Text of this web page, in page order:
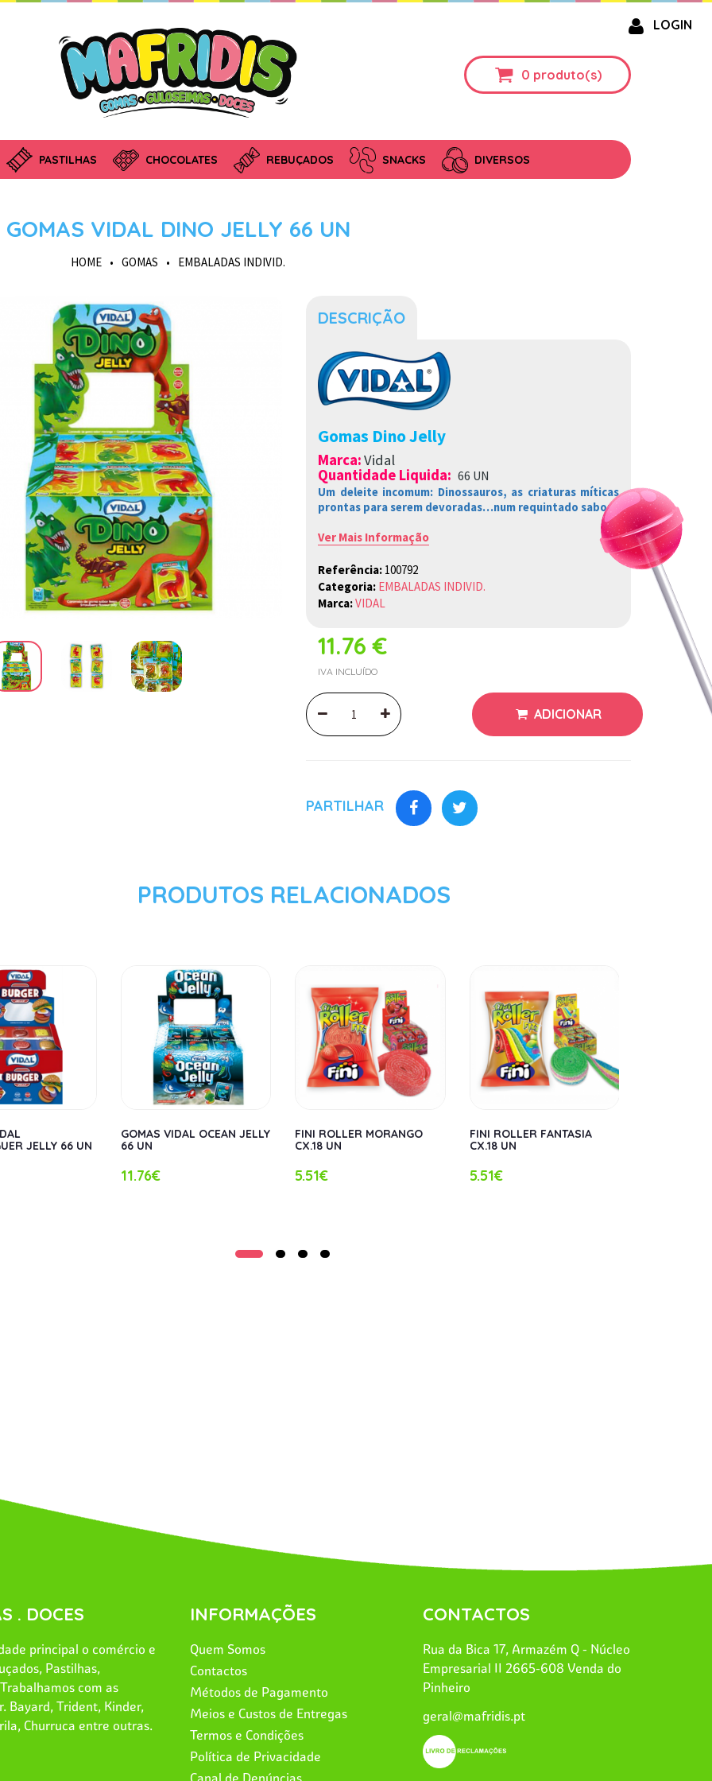
LOGIN
0 produto(s)
PASTILHAS CHOCOLATES REBUÇADOS SNACKS DIVERSOS
GOMAS VIDAL DINO JELLY 66 UN
HOME • GOMAS • EMBALADAS INDIVID.
DESCRIÇÃO
Gomas Dino Jelly
Marca:Vidal
Quantidade Liquida:66 UN
Um deleite incomum: Dinossauros, as criaturas míticas
prontas para serem devoradas…num requintado sabor.
Ver Mais Informação
Referência: 100792
Categoria: EMBALADAS INDIVID.
Marca:VIDAL
11.76 €
IVA INCLUÍDO
ADICIONAR
PARTILHAR
PRODUTOS RELACIONADOS
JELLY 66 UN
GOMAS VIDAL OCEAN JELLY
66 UN
11.76€
FINI ROLLER MORANGO
CX.18 UN
5.51€
FINI ROLLER FANTASIA
CX.18 UN
5.51€
. DOCES
principal o comércio e
Pastilhas,
com as
Bayard, Trident, Kinder,
Churruca entre outras.
INFORMAÇÕES
Quem Somos
Contactos
Métodos de Pagamento
Meios e Custos de Entregas
Termos e Condições
Política de Privacidade
Canal de Denúncias
CONTACTOS
Rua da Bica 17, Armazém Q - Núcleo
Empresarial II 2665-608 Venda do
Pinheiro
geral@mafridis.pt